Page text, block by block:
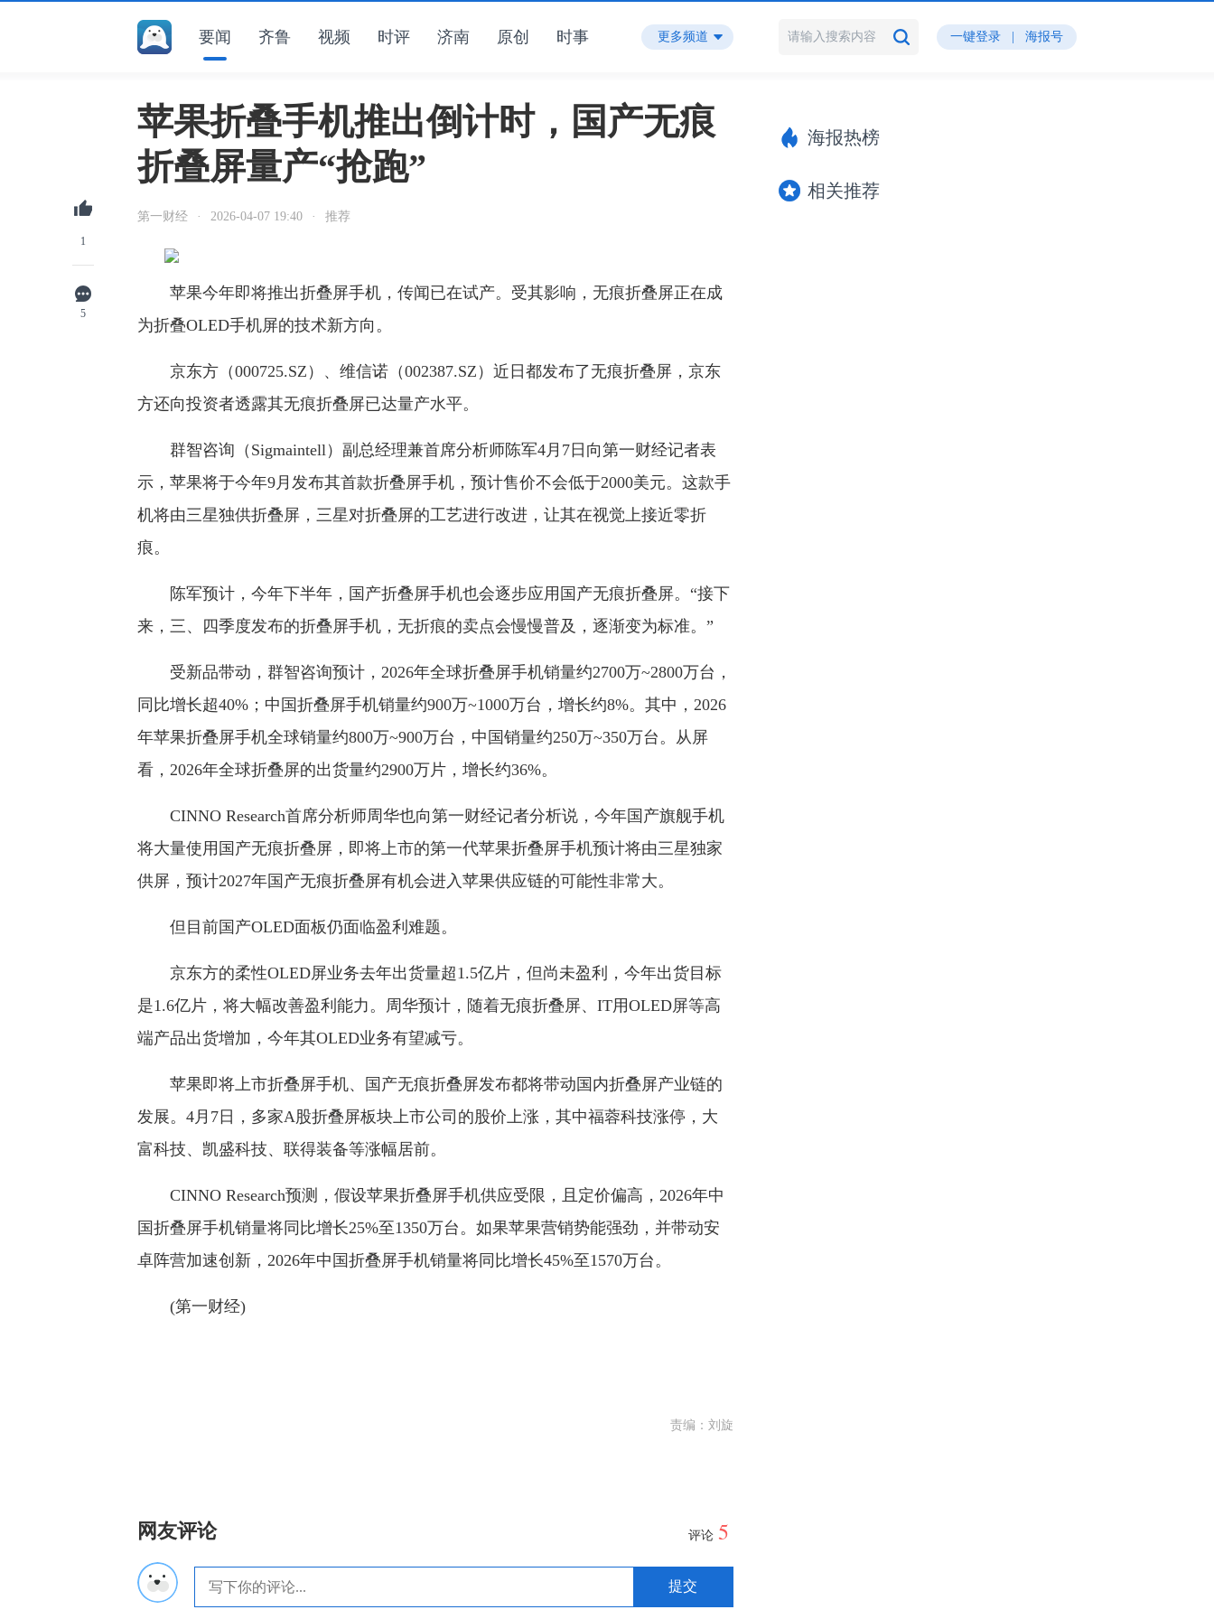
要闻 齐鲁 视频 时评 济南 原创 时事 更多频道 一键登录 海报号
1
5
苹果折叠手机推出倒计时，国产无痕
折叠屏量产“抢跑”
第一财经 · 2026-04-07 19:40 · 推荐
苹果今年即将推出折叠屏手机，传闻已在试产。受其影响，无痕折叠屏正在成
为折叠OLED手机屏的技术新方向。
京东方（000725.SZ）、维信诺（002387.SZ）近日都发布了无痕折叠屏，京东
方还向投资者透露其无痕折叠屏已达量产水平。
群智咨询（Sigmaintell）副总经理兼首席分析师陈军4月7日向第一财经记者表
示，苹果将于今年9月发布其首款折叠屏手机，预计售价不会低于2000美元。这款手
机将由三星独供折叠屏，三星对折叠屏的工艺进行改进，让其在视觉上接近零折
痕。
陈军预计，今年下半年，国产折叠屏手机也会逐步应用国产无痕折叠屏。“接下
来，三、四季度发布的折叠屏手机，无折痕的卖点会慢慢普及，逐渐变为标准。”
受新品带动，群智咨询预计，2026年全球折叠屏手机销量约2700万~2800万台，
同比增长超40%；中国折叠屏手机销量约900万~1000万台，增长约8%。其中，2026
年苹果折叠屏手机全球销量约800万~900万台，中国销量约250万~350万台。从屏
看，2026年全球折叠屏的出货量约2900万片，增长约36%。
CINNO Research首席分析师周华也向第一财经记者分析说，今年国产旗舰手机
将大量使用国产无痕折叠屏，即将上市的第一代苹果折叠屏手机预计将由三星独家
供屏，预计2027年国产无痕折叠屏有机会进入苹果供应链的可能性非常大。
但目前国产OLED面板仍面临盈利难题。
京东方的柔性OLED屏业务去年出货量超1.5亿片，但尚未盈利，今年出货目标
是1.6亿片，将大幅改善盈利能力。周华预计，随着无痕折叠屏、IT用OLED屏等高
端产品出货增加，今年其OLED业务有望减亏。
苹果即将上市折叠屏手机、国产无痕折叠屏发布都将带动国内折叠屏产业链的
发展。4月7日，多家A股折叠屏板块上市公司的股价上涨，其中福蓉科技涨停，大
富科技、凯盛科技、联得装备等涨幅居前。
CINNO Research预测，假设苹果折叠屏手机供应受限，且定价偏高，2026年中
国折叠屏手机销量将同比增长25%至1350万台。如果苹果营销势能强劲，并带动安
卓阵营加速创新，2026年中国折叠屏手机销量将同比增长45%至1570万台。
(第一财经)
责编：刘旋
网友评论 评论 5
海报热榜
相关推荐